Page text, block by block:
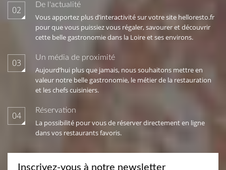
02 De l'actualité
Vous apportez plus d’interactivité sur votre site helloresto.fr
pour que vous puissiez vous régaler, savourer et découvrir
cette belle gastronomie dans la Loire et ses environs.
03 Un média de proximité
Aujourd’hui plus que jamais, nous souhaitons mettre en
valeur notre belle gastronomie, le métier de la restauration
et les chefs cuisiniers.
04 Réservation
La possibilité pour vous de réserver directement en ligne
dans vos restaurants favoris.
Inscrivez-vous à notre newsletter